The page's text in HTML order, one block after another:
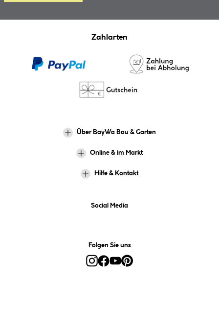
Zahlarten
Über BayWa Bau & Garten
Online & im Markt
Hilfe & Kontakt
Social Media
Folgen Sie uns